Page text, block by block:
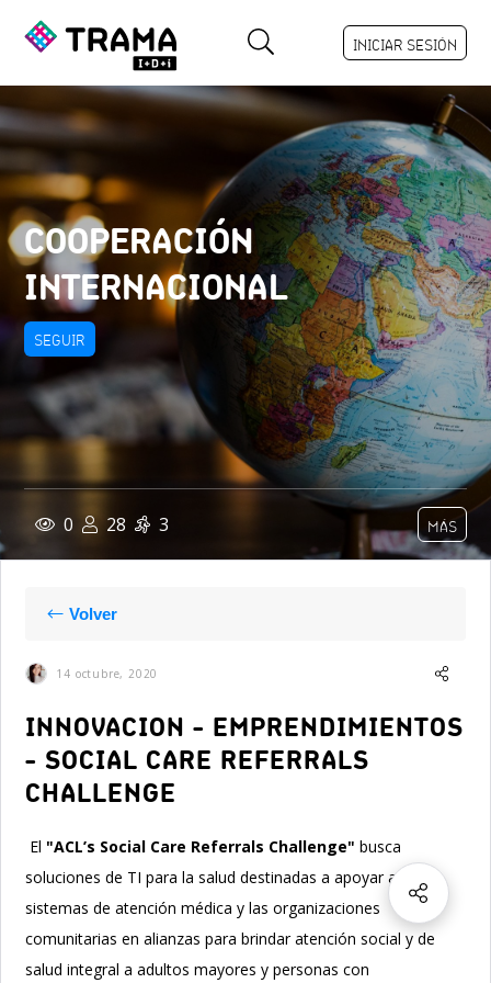
INICIAR SESIÓN
COOPERACIÓN
INTERNACIONAL
SEGUIR
0 28 3 MÁS
Volver
14 octubre, 2020
INNOVACION - EMPRENDIMIENTOS
- SOCIAL CARE REFERRALS
CHALLENGE
El "ACL’s Social Care Referrals Challenge" busca
soluciones de TI para la salud destinadas a apoyar a los
sistemas de atención médica y las organizaciones
comunitarias en alianzas para brindar atención social y de
salud integral a adultos mayores y personas con